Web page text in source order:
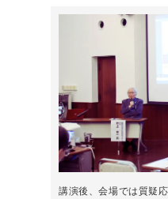
講演後、会場では質疑